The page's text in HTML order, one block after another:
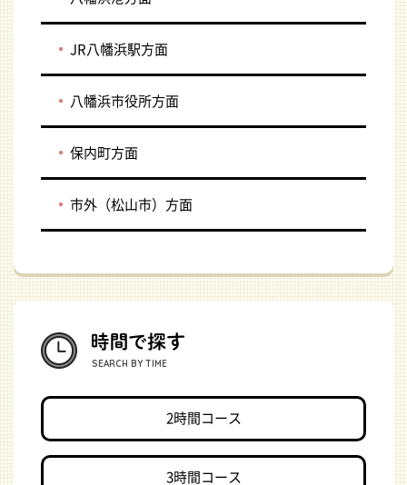
JR八幡浜駅方面
八幡浜市役所方面
保内町方面
市外（松山市）方面
SEARCH BY TIME
2時間コース
3時間コース